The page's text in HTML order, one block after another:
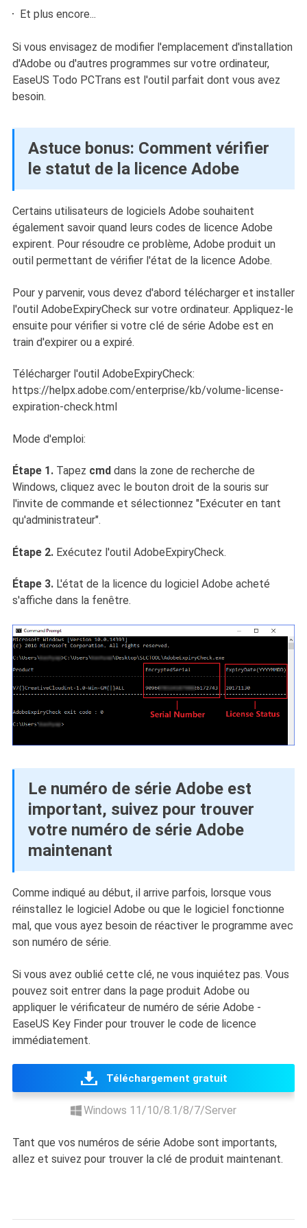
Et plus encore...
Si vous envisagez de modifier l'emplacement d'installation
d'Adobe ou d'autres programmes sur votre ordinateur,
EaseUS Todo PCTrans est l'outil parfait dont vous avez
besoin.
Astuce bonus: Comment vérifier
le statut de la licence Adobe
Certains utilisateurs de logiciels Adobe souhaitent
également savoir quand leurs codes de licence Adobe
expirent. Pour résoudre ce problème, Adobe produit un
outil permettant de vérifier l'état de la licence Adobe.
Pour y parvenir, vous devez d'abord télécharger et installer
l'outil AdobeExpiryCheck sur votre ordinateur. Appliquez-le
ensuite pour vérifier si votre clé de série Adobe est en
train d'expirer ou a expiré.
Télécharger l'outil AdobeExpiryCheck:
https://helpx.adobe.com/enterprise/kb/volume-license-
expiration-check.html
Mode d'emploi:
Étape 1.Tapez cmd dans la zone de recherche de
Windows, cliquez avec le bouton droit de la souris sur
l'invite de commande et sélectionnez "Exécuter en tant
qu'administrateur".
Étape 2.Exécutez l'outil AdobeExpiryCheck.
Étape 3.L'état de la licence du logiciel Adobe acheté
s'affiche dans la fenêtre.
Le numéro de série Adobe est
important, suivez pour trouver
votre numéro de série Adobe
maintenant
Comme indiqué au début, il arrive parfois, lorsque vous
réinstallez le logiciel Adobe ou que le logiciel fonctionne
mal, que vous ayez besoin de réactiver le programme avec
son numéro de série.
Si vous avez oublié cette clé, ne vous inquiétez pas. Vous
pouvez soit entrer dans la page produit Adobe ou
appliquer le vérificateur de numéro de série Adobe -
EaseUS Key Finder pour trouver le code de licence
immédiatement.
Téléchargement gratuit
Windows 11/10/8.1/8/7/Server
Tant que vos numéros de série Adobe sont importants,
allez et suivez pour trouver la clé de produit maintenant.